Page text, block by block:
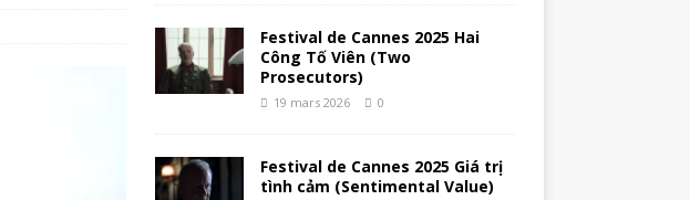
Festival de Cannes 2025 Hai
Công Tố Viên (Two
Prosecutors)
19 mars 2026 0
Festival de Cannes 2025 Giá trị
tình cảm (Sentimental Value)